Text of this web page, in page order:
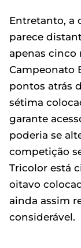
Entretanto, a
parece
apenas cinco
Campeonato
pontos atrás
sétima
garante
poderia se
competição
Tricolor está
oitavo
ainda assim
considerável.